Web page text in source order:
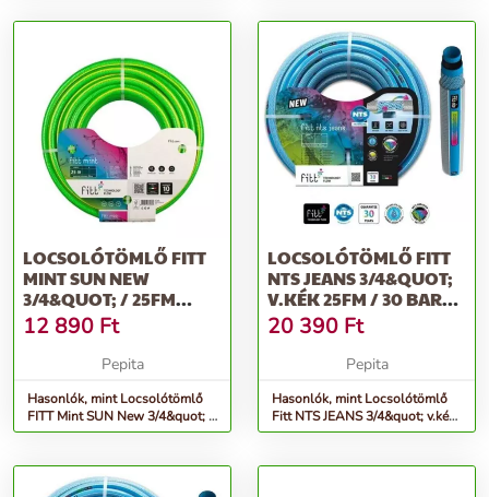
LOCSOLÓTÖMLŐ FITT
MINT SUN NEW
3/4&QUOT; / 25FM
ZÖLD, SÁRGA CSÍKKAL
12 890 Ft
Pepita
Hasonlók, mint Locsolótömlő
FITT Mint SUN New 3/4&quot; /
25fm zöld, sárga csíkkal
LOCSOLÓTÖMLŐ FITT
NTS JEANS 3/4&QUOT;
V.KÉK 25FM / 30 BAR
CSAVAR...
20 390 Ft
Pepita
Hasonlók, mint Locsolótömlő
Fitt NTS JEANS 3/4&quot; v.kék
25fm / 30 bar csavar...